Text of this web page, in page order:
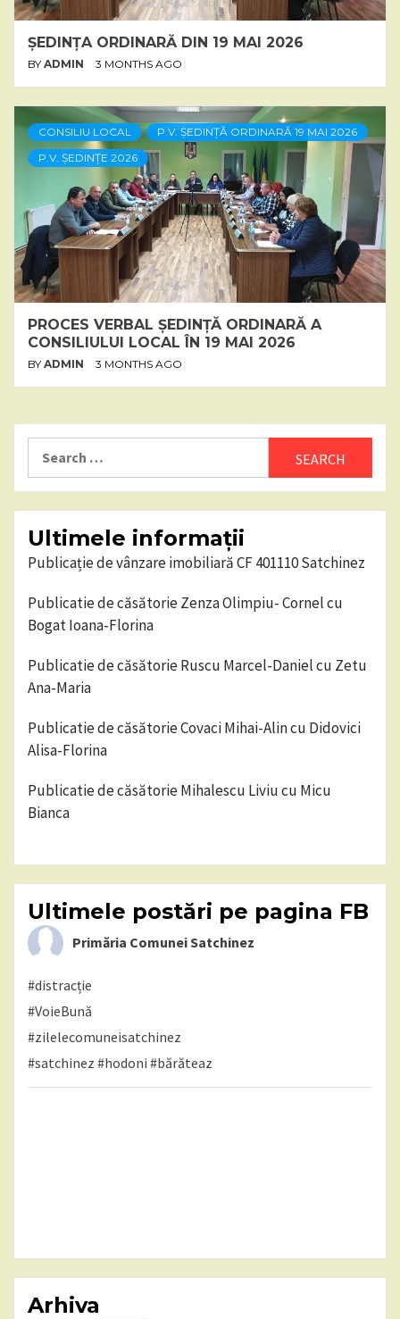
ȘEDINȚA ORDINARĂ DIN 19 MAI 2026
BY ADMIN 3 MONTHS AGO
CONSILIU LOCAL
P.V. ȘEDINȚĂ ORDINARĂ 19 MAI 2026
P.V. ȘEDINȚE 2026
PROCES VERBAL ȘEDINȚĂ ORDINARĂ A
CONSILIULUI LOCAL ÎN 19 MAI 2026
BY ADMIN 3 MONTHS AGO
Ultimele informații
Publicație de vânzare imobiliară CF 401110 Satchinez
Publicatie de căsătorie Zenza Olimpiu- Cornel cu
Bogat Ioana-Florina
Publicatie de căsătorie Ruscu Marcel-Daniel cu Zetu
Ana-Maria
Publicatie de căsătorie Covaci Mihai-Alin cu Didovici
Alisa-Florina
Publicatie de căsătorie Mihalescu Liviu cu Micu
Bianca
Ultimele postări pe pagina FB
Primăria Comunei Satchinez
#distracție
#VoieBună
#zilelecomuneisatchinez
#satchinez #hodoni #bărăteaz
Arhiva